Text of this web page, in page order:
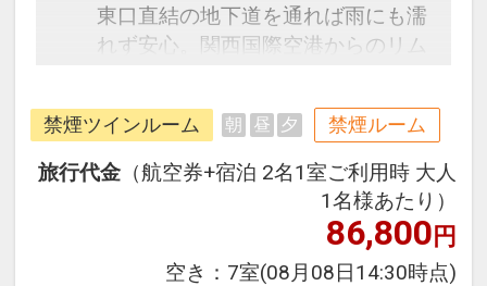
東口直結の地下道を通れば雨にも濡
れず安心。関西国際空港からのリム
チェックイン前はもちろん、チェッ
クアウト後も無料でお荷物のお預か
りＯＫ！駅前立地なので受取もラク
ラク。シモンズ社製のベッドや加湿
機能付空気清浄機を完備したお部屋
で快適な滞在をお楽しみいただけま
禁煙ツインルーム 朝 昼 夕 禁煙ルーム
旅行代金 （航空券+宿泊 2名1室ご利用時 大人
1名様あたり）
86,800円
空き： 7室(08月08日14:30時点)